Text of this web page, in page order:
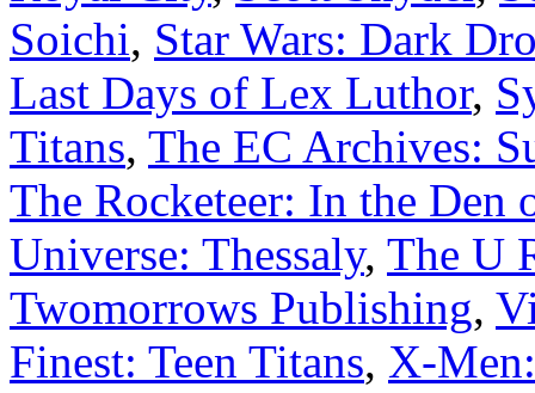
Soichi, Star Wars: Dark
Last Days of Lex Luthor,
Titans, The EC Archives:
The Rocketeer: In the Den
Universe: Thessaly, The U
Twomorrows Publishing,
Finest: Teen Titans, X-